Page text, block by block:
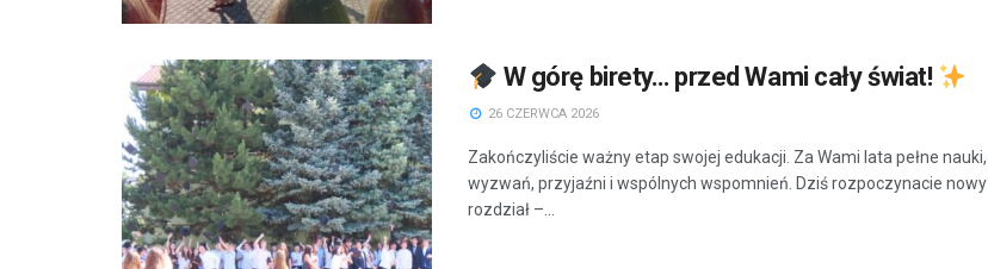
W górę birety… przed Wami cały świat!
26 CZERWCA 2026
Zakończyliście ważny etap swojej edukacji. Za Wami lata pełne nauki,
wyzwań, przyjaźni i wspólnych wspomnień. Dziś rozpoczynacie nowy
rozdział –...